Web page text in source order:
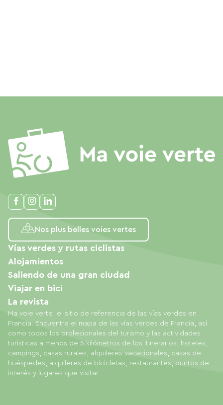
Nos plus belles voies vertes
Ma voie verte, el sitio de referencia de las vías verdes en
Francia. Encuentra el mapa de las vías verdes de Francia, así
como todos los profesionales del turismo y las actividades
turísticas a menos de 5 kilómetros de los itinerarios: hoteles,
campings, casas rurales, alquileres vacacionales, casas de
huéspedes, alquileres de bicicletas, restaurantes, puntos de
interés y lugares que visitar.
Vías verdes y rutas ciclistas
Alojamientos
Saliendo de una gran ciudad
Viajar en bici
La revista